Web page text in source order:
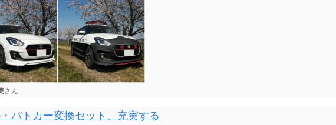
さん
パトカー変換セット、充実する